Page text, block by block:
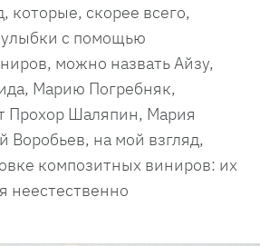
которые, скорее всего,
улыбки с помощью
можно назвать Айзу,
Марию Погребняк,
Прохор Шаляпин, Мария
Воробьев, на мой взгляд,
композитных виниров: их
неестественно